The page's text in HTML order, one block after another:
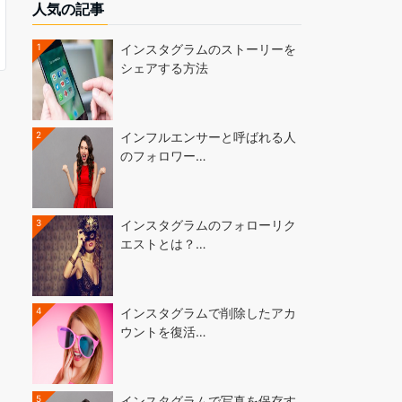
人気の記事
1
インスタグラムのストーリーを
シェアする方法
2
インフルエンサーと呼ばれる人
のフォロワー…
3
インスタグラムのフォローリク
エストとは？…
4
インスタグラムで削除したアカ
ウントを復活…
5